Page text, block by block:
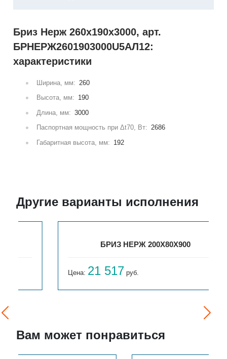
Бриз Нерж 260х190х3000, арт.
БРНЕРЖ2601903000U5АЛ12:
характеристики
Ширина, мм: 260
Высота, мм: 190
Длина, мм: 3000
Паспортная мощность при Δt70, Вт: 2686
Габаритная высота, мм: 192
Другие варианты исполнения
БРИЗ НЕРЖ 200Х80Х900
21 517руб.
Вам может понравиться